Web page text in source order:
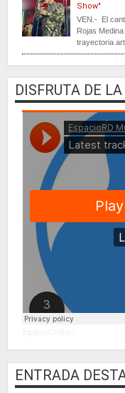
Show"
VEN.- El
Rojas
trayectoria
DISFRUTA DE
EspacioRD Music
ENTRADA